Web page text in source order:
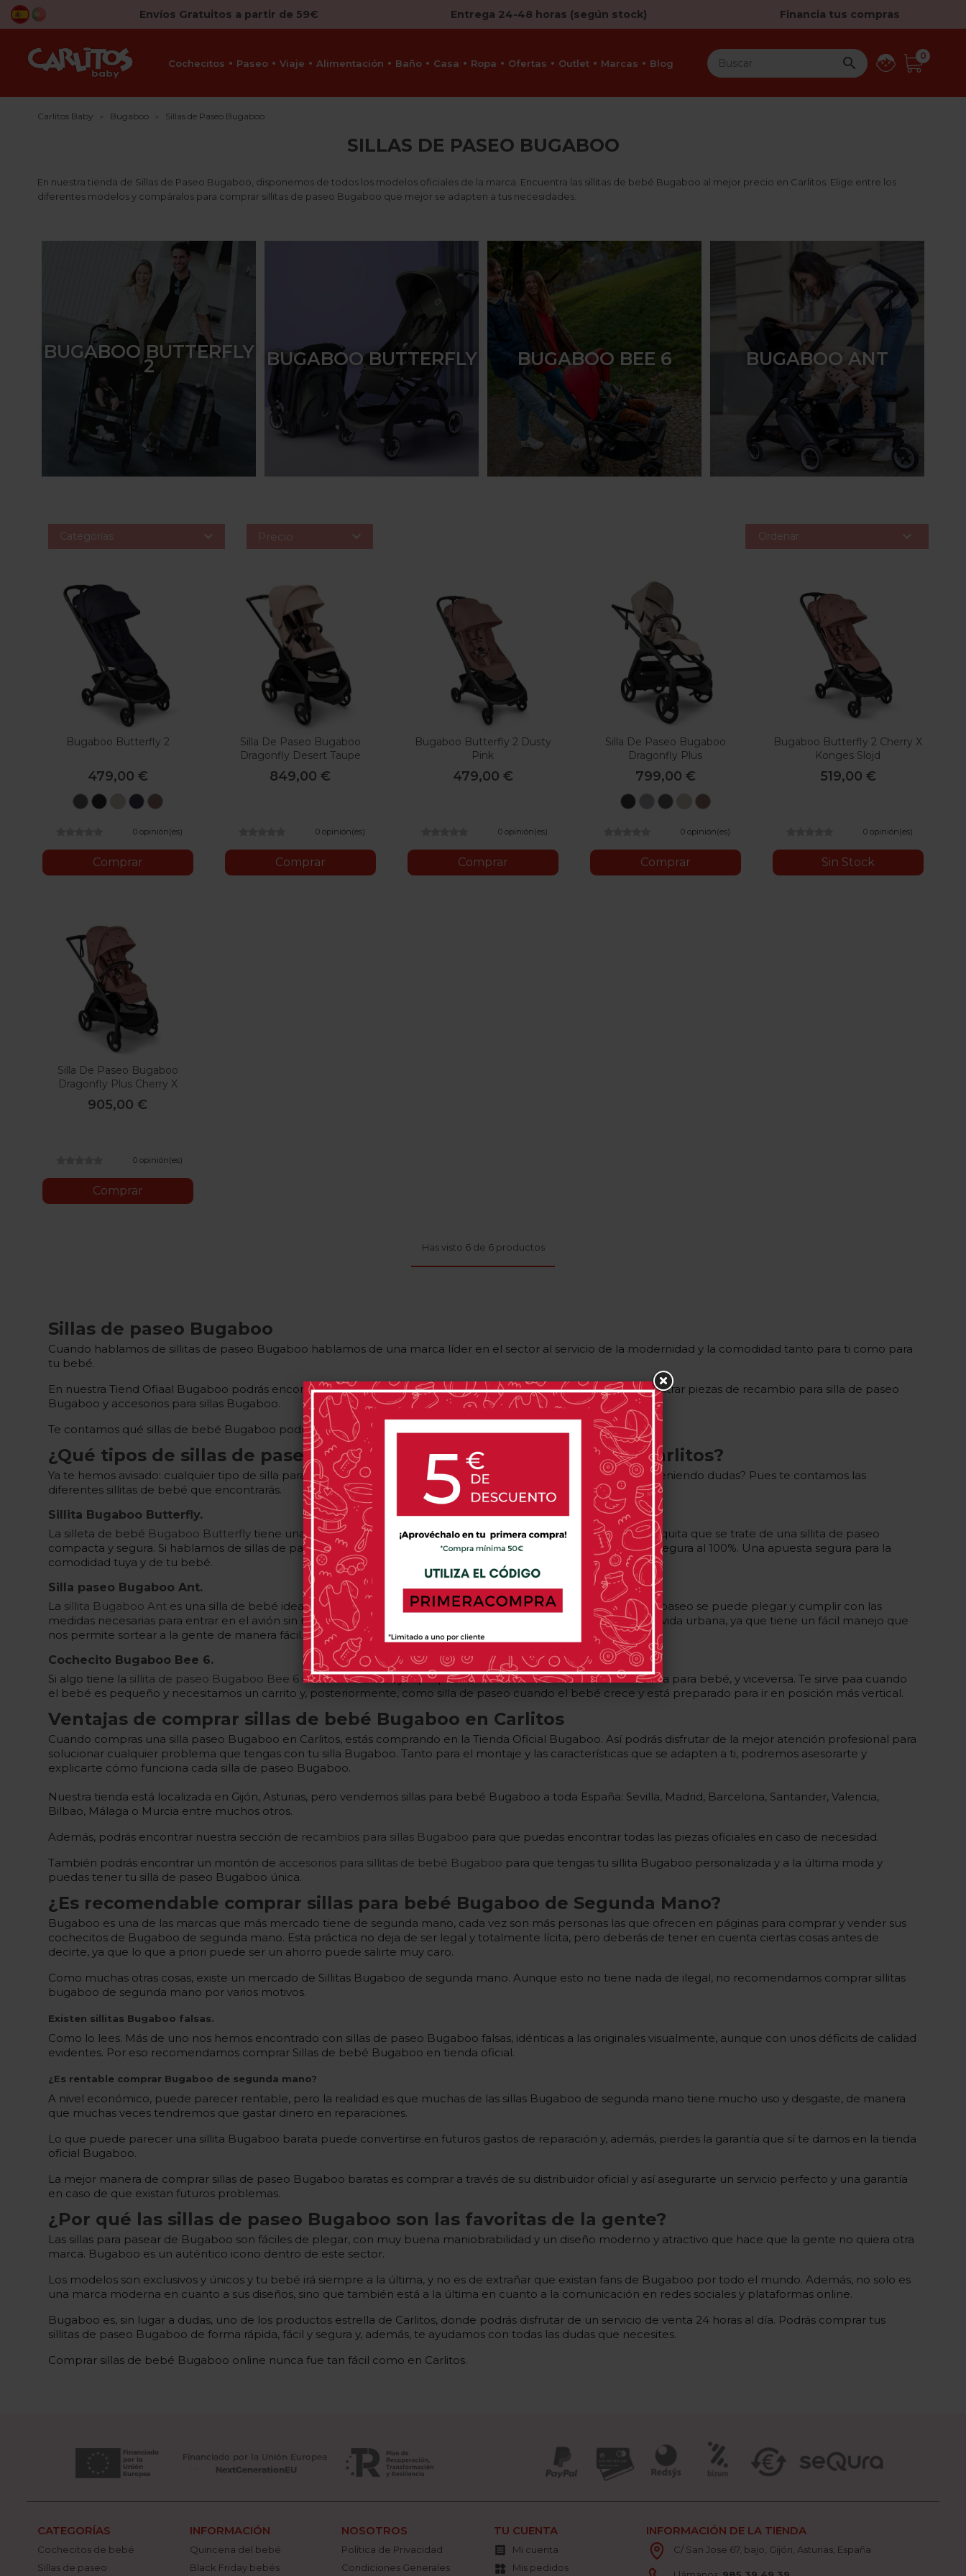
Envíos Gratuitos a partir de 59€ Entrega 24-48 horas (según stock) Financia tus compras
Cochecitos Paseo Viaje Alimentación Baño Casa Ropa Ofertas Outlet Marcas Blog  0
Carlitos Baby Bugaboo Sillas de Paseo Bugaboo
SILLAS DE PASEO BUGABOO
En nuestra tienda de Sillas de Paseo Bugaboo, disponemos de todos los modelos oficiales de la marca. Encuentra las sillitas de bebé Bugaboo al mejor precio en Carlitos. Elige entre los
diferentes modelos y compáralos para comprar sillitas de paseo Bugaboo que mejor se adapten a tus necesidades.
BUGABOO BUTTERFLY
2 BUGABOO BUTTERFLY BUGABOO BEE 6 BUGABOO ANT
Categorías  Precio  Ordenar 
Bugaboo Butterfly 2
479,00 €
VerdeNegroDesert
AzulDusty
0 opinión(es)
Comprar
Silla De Paseo Bugaboo
Dragonfly Desert Taupe
849,00 €
0 opinión(es)
Comprar
Bugaboo Butterfly 2 Dusty
Pink
479,00 €
0 opinión(es)
Comprar
Silla De Paseo Bugaboo
Dragonfly Plus
799,00 €
Negro
GrisVerdeDesertDusty
0 opinión(es)
Comprar
Bugaboo Butterfly 2 Cherry X
Konges Slojd
519,00 €
0 opinión(es)
Sin Stock
Silla De Paseo Bugaboo
Dragonfly Plus Cherry X
Konges Slojd
905,00 €
0 opinión(es)
Comprar
Has visto 6 de 6 productos
Sillas de paseo Bugaboo
Cuando hablamos de sillitas de paseo Bugaboo hablamos de una marca líder en el sector al servicio de la modernidad y la comodidad tanto para ti como para
tu bebé.
En nuestra Tiend Ofiaal Bugaboo podrás encontrar tu sillita Bugaboo online. Y no solo eso, también podrás encontrar piezas de recambio para silla de paseo
Bugaboo y accesorios para sillas Bugaboo.
Te contamos qué sillas de bebé Bugaboo podrás encontrar.
¿Qué tipos de sillas de paseo Bugaboo que podrás encontrar en Carlitos?
Ya te hemos avisado: cualquier tipo de silla para bebé Bugaboo podrás encontrarla en nuestra sección. ¿Sigues teniendo dudas? Pues te contamos las
diferentes sillitas de bebé que encontrarás.
Sillita Bugaboo Butterfly.
La silleta de bebé Bugaboo Butterfly tiene una particularidad inigualable: se pliega en un segundo. Pero ello no quita que se trate de una sillita de paseo
compacta y segura. Si hablamos de sillas de paseo ligeras y versátiles, esta cumple a la perfección y, además, es segura al 100%. Una apuesta segura para la
comodidad tuya y de tu bebé.
Silla paseo Bugaboo Ant.
La sillita Bugaboo Ant es una silla de bebé ideal para viajar. Si eres de los que le gusta coger aviones, esta silla de paseo se puede plegar y cumplir con las
medidas necesarias para entrar en el avión sin ningún problema. Además, es muy cómoda para el día a día de la vida urbana, ya que tiene un fácil manejo que
nos permite sortear a la gente de manera fácil.
Cochecito Bugaboo Bee 6.
Si algo tiene la sillita de paseo Bugaboo Bee 6 es su versatilidad, ya que permite convertir tu cochecito en una silla para bebé, y viceversa. Te sirve paa cuando
el bebé es pequeño y necesitamos un carrito y, posteriormente, como silla de paseo cuando el bebé crece y está preparado para ir en posición más vertical.
Ventajas de comprar sillas de bebé Bugaboo en Carlitos
Cuando compras una silla paseo Bugaboo en Carlitos, estás comprando en la Tienda Oficial Bugaboo. Así podrás disfrutar de la mejor atención profesional para
solucionar cualquier problema que tengas con tu silla Bugaboo. Tanto para el montaje y las características que se adapten a ti, podremos asesorarte y
explicarte cómo funciona cada silla de paseo Bugaboo.
Nuestra tienda está localizada en Gijón, Asturias, pero vendemos sillas para bebé Bugaboo a toda España: Sevilla, Madrid, Barcelona, Santander, Valencia,
Bilbao, Málaga o Murcia entre muchos otros.
Además, podrás encontrar nuestra sección de recambios para sillas Bugaboo para que puedas encontrar todas las piezas oficiales en caso de necesidad.
También podrás encontrar un montón de accesorios para sillitas de bebé Bugaboo para que tengas tu sillita Bugaboo personalizada y a la última moda y
puedas tener tu silla de paseo Bugaboo única.
¿Es recomendable comprar sillas para bebé Bugaboo de Segunda Mano?
Bugaboo es una de las marcas que más mercado tiene de segunda mano, cada vez son más personas las que ofrecen en páginas para comprar y vender sus
cochecitos de Bugaboo de segunda mano. Esta práctica no deja de ser legal y totalmente lícita, pero deberás de tener en cuenta ciertas cosas antes de
decirte, ya que lo que a priori puede ser un ahorro puede salirte muy caro.
Como muchas otras cosas, existe un mercado de Sillitas Bugaboo de segunda mano. Aunque esto no tiene nada de ilegal, no recomendamos comprar sillitas
bugaboo de segunda mano por varios motivos.
Existen sillitas Bugaboo falsas.
Como lo lees. Más de uno nos hemos encontrado con sillas de paseo Bugaboo falsas, idénticas a las originales visualmente, aunque con unos déficits de calidad
evidentes. Por eso recomendamos comprar Sillas de bebé Bugaboo en tienda oficial.
¿Es rentable comprar Bugaboo de segunda mano?
A nivel económico, puede parecer rentable, pero la realidad es que muchas de las sillas Bugaboo de segunda mano tiene mucho uso y desgaste, de manera
que muchas veces tendremos que gastar dinero en reparaciones.
Lo que puede parecer una sillita Bugaboo barata puede convertirse en futuros gastos de reparación y, además, pierdes la garantía que sí te damos en la tienda
oficial Bugaboo.
La mejor manera de comprar sillas de paseo Bugaboo baratas es comprar a través de su distribuidor oficial y así asegurarte un servicio perfecto y una garantía
en caso de que existan futuros problemas.
¿Por qué las sillas de paseo Bugaboo son las favoritas de la gente?
Las sillas para pasear de Bugaboo son fáciles de plegar, con muy buena maniobrabilidad y un diseño moderno y atractivo que hace que la gente no quiera otra
marca. Bugaboo es un auténtico icono dentro de este sector.
Los modelos son exclusivos y únicos y tu bebé irá siempre a la última, y no es de extrañar que existan fans de Bugaboo por todo el mundo. Además, no solo es
una marca moderna en cuanto a sus diseños, sino que también está a la última en cuanto a la comunicación en redes sociales y plataformas online.
Bugaboo es, sin lugar a dudas, uno de los productos estrella de Carlitos, donde podrás disfrutar de un servicio de venta 24 horas al día. Podrás comprar tus
sillitas de paseo Bugaboo de forma rápida, fácil y segura y, además, te ayudamos con todas las dudas que necesites.
Comprar sillas de bebé Bugaboo online nunca fue tan fácil como en Carlitos.
CATEGORÍAS
Cochecitos de bebé
Sillas de paseo
INFORMACIÓN
Quincena del bebé
Black Friday bebés
NOSOTROS
Política de Privacidad
Condiciones Generales
TU CUENTA
 Mi cuenta
widgets Mis pedidos
INFORMACIÓN DE LA TIENDA
C/ San Jose 67, bajo, Gijón, Asturias, España